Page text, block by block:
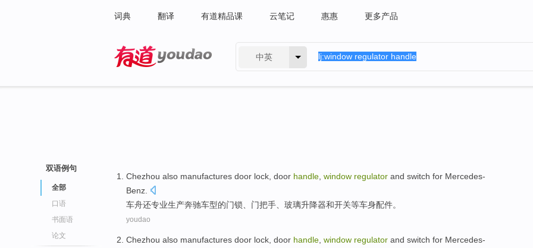
词典 翻译 有道精品课 云笔记 惠惠 更多产品
中英
双语例句
全部
口语
书面语
论文
Chezhou also manufactures door lock , door handle window regulator and switch for Mercedes-
Benz
车舟还专业生产奔驰车型的门锁 、门把手、玻璃升降器和开关等车身配件。
youdao
Chezhou also manufactures door lock , door handle window regulator and switch for Mercedes-